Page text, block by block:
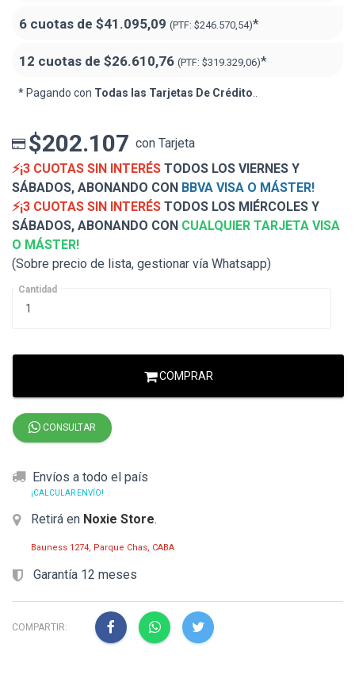
6 cuotas de $41.095,09 (PTF: $246.570,54)*
12 cuotas de $26.610,76 (PTF: $319.329,06)*
* Pagando con Todas las Tarjetas De Crédito
$202.107 con Tarjeta
⚡¡3 CUOTAS SIN INTERÉS TODOS LOS VIERNES Y
SÁBADOS, ABONANDO CON BBVA VISA O MÁSTER!
⚡¡3 CUOTAS SIN INTERÉS TODOS LOS MIÉRCOLES Y
SÁBADOS, ABONANDO CON CUALQUIER TARJETA VISA
O MÁSTER!
(Sobre precio de lista, gestionar vía Whatsapp)
Cantidad
COMPRAR
CONSULTAR
Envíos a todo el país
¡CALCULAR ENVÍO!
Retirá en Noxie Store.
Bauness 1274, Parque Chas, CABA
Garantía 12 meses
COMPARTIR: